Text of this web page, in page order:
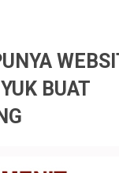
BUAT